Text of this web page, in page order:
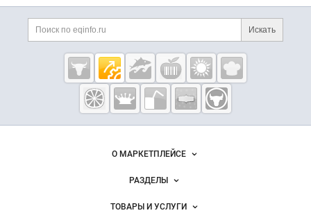
Дополнительная информация
Поиск по сайту и
Искать
Cсылки на полезные проекты
Eqinfo.ru —
пищевое
оборудование
и упаковка
Важные разделы и контакты
Навигация по сайтуО МАРКЕТПЛЕЙСЕ
Новости Eqinfo.ru
Размещение рекламы
РАЗДЕЛЫ
Объявления
ТОВАРЫ И УСЛУГИ